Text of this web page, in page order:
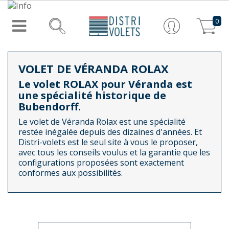
0
VOLET DE VÉRANDA ROLAX
Le volet ROLAX pour Véranda est
une spécialité historique de
Bubendorff.
Le volet de Véranda Rolax est une spécialité
restée inégalée depuis des dizaines d'années. Et
Distri-volets est le seul site à vous le proposer,
avec tous les conseils voulus et la garantie que les
configurations proposées sont exactement
conformes aux possibilités.